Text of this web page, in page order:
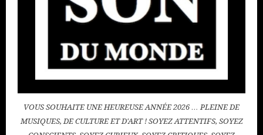
VOUS SOUHAITE UNE HEUREUSE ANNÉE 2026 … PLEINE DE
MUSIQUES, DE CULTURE ET D'ART ! SOYEZ ATTENTIFS, SOYEZ